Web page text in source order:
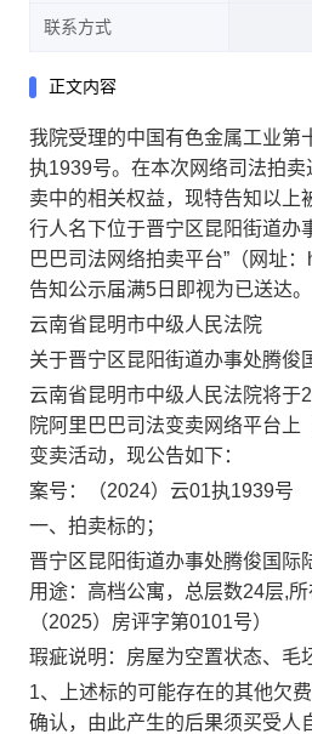
联系方式
正文内容
我院受理的中国有色金属工业第
执1939号。 在本次 网络司法拍卖
卖中的相关权益， 现特告知以上
行人名下位于晋宁区昆阳街道办
巴巴司法网络拍卖平台” （网址：
告知公示届满5 日即视为已送达。
云南省昆明市中级人民法院
关于晋宁区昆阳街道办事处腾俊
云南省昆明市中级人民法院将于
院阿里巴巴司法变卖 网络平台上
变卖活动，现公告如下：
案号：
（2024） 云01执1939号
一、 拍卖标的 ；
晋宁区昆阳街道办事处腾俊国际
用途： 高档公寓， 总层数24层,
（2025）房评字第0101号）
瑕疵说明： 房屋为空置状态、毛
1、
上述标的可能存在的其他欠
确认，由此产生的后果须买受人